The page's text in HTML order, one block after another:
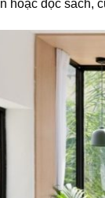
hoặc đọc sách,